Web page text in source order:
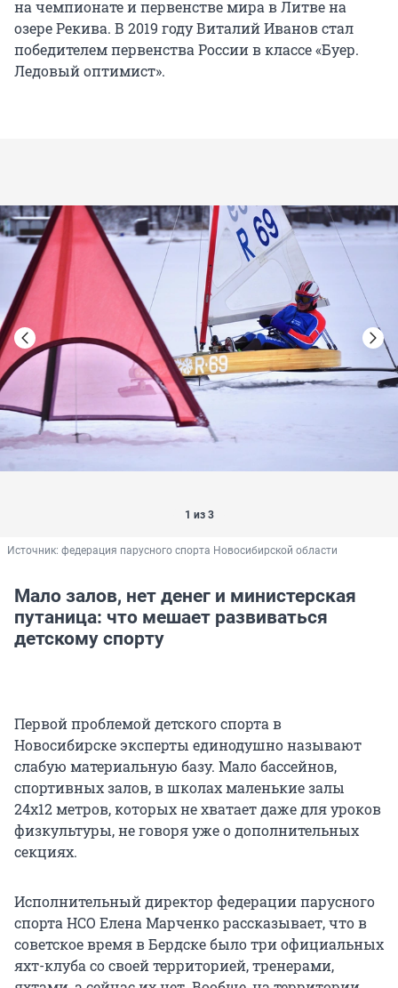
на чемпионате и первенстве мира в Литве на
озере Рекива. В 2019 году Виталий Иванов стал
победителем первенства России в классе «Буер.
Ледовый оптимист».
1 из 3
Источник: федерация парусного спорта Новосибирской области
Мало залов, нет денег и министерская
путаница: что мешает развиваться
детскому спорту
Первой проблемой детского спорта в
Новосибирске эксперты единодушно называют
слабую материальную базу. Мало бассейнов,
спортивных залов, в школах маленькие залы
24х12 метров, которых не хватает даже для уроков
физкультуры, не говоря уже о дополнительных
секциях.
Исполнительный директор федерации парусного
спорта НСО Елена Марченко рассказывает, что в
советское время в Бердске было три официальных
яхт-клуба со своей территорией, тренерами,